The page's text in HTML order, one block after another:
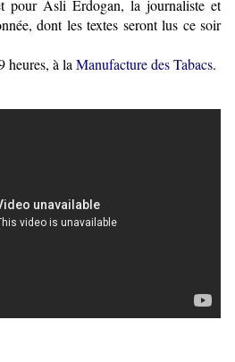
pour Asli Erdogan, la journaliste et
dont les textes seront lus ce soir
heures, à la Manufacture des Tabacs.